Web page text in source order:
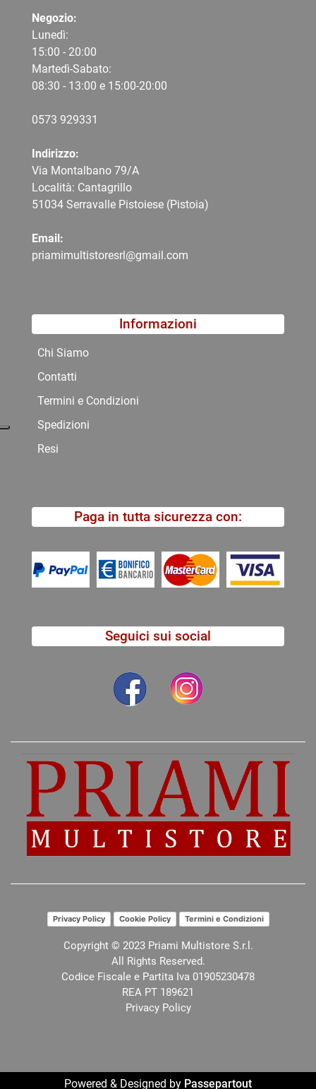
Negozio:
Lunedì:
15:00 - 20:00
Martedì-Sabato:
08:30 - 13:00 e 15:00-20:00
0573 929331
Indirizzo:
Via Montalbano 79/A
Località: Cantagrillo
51034 Serravalle Pistoiese (Pistoia)
Email:
priamimultistoresrl@gmail.com
Informazioni
Chi Siamo
Contatti
Termini e Condizioni
Spedizioni
Resi
Paga in tutta sicurezza con:
Seguici sui social
Privacy Policy Cookie Policy Termini e Condizioni
Copyright © 2023 Priami Multistore S.r.l.
All Rights Reserved.
Codice Fiscale e Partita Iva 01905230478
REA PT 189621
Privacy Policy
Powered & Designed by Passepartout